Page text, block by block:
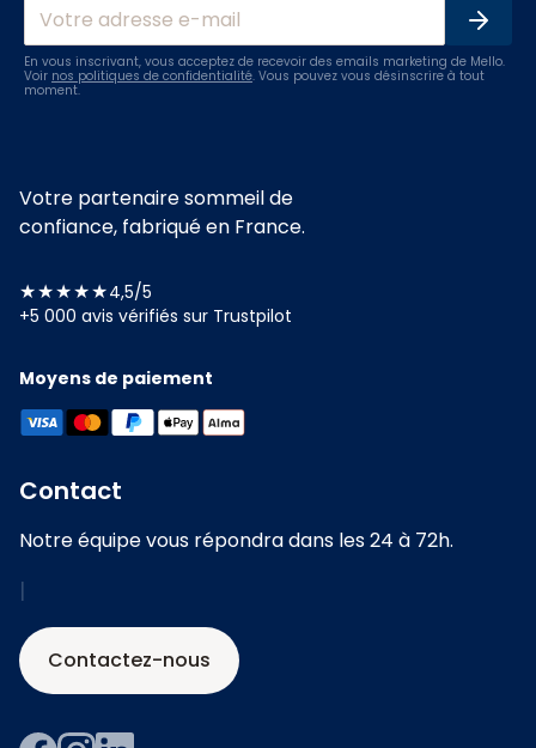
En vous inscrivant, vous acceptez de recevoir des emails marketing de Mello.
Voir nos politiques de confidentialité. Vous pouvez vous désinscrire à tout
moment.
Votre partenaire sommeil de
confiance, fabriqué en France.
★★★★★4,5/5
+5 000 avis vérifiés sur Trustpilot
Moyens de paiement
Contact
Notre équipe vous répondra dans les 24 à 72h.
|
Contactez-nous